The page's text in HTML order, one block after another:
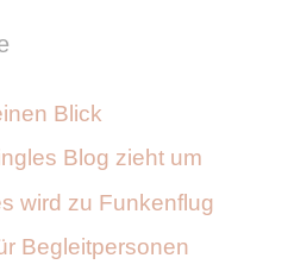
Blick
Blog zieht um
wird zu Funkenflug
Begleitpersonen